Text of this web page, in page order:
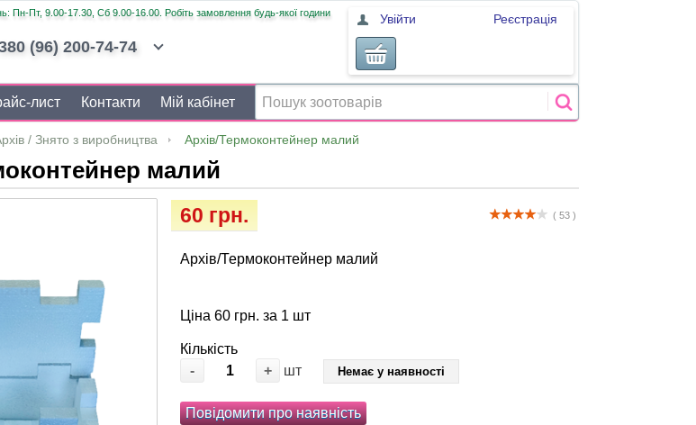
Пн-Пт, 9.00-17.30, Сб 9.00-16.00. Робіть замовлення будь-якої години
(96) 200-74-74
Увійти Реєстрація
лист Контакти Мій кабінет
/ Знято з виробництва Архів/Термоконтейнер малий
малий
( 53 )
60 грн.
Архів/Термоконтейнер малий
Ціна 60 грн. за 1 шт
Кількість
-
+ шт Немає у наявності
Повідомити про наявність